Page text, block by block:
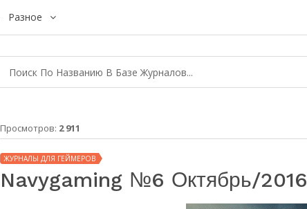
Разное
Просмотров: 2 911
ЖУРНАЛЫ ДЛЯ ГЕЙМЕРОВ
Navygaming №6 Октябрь/2016